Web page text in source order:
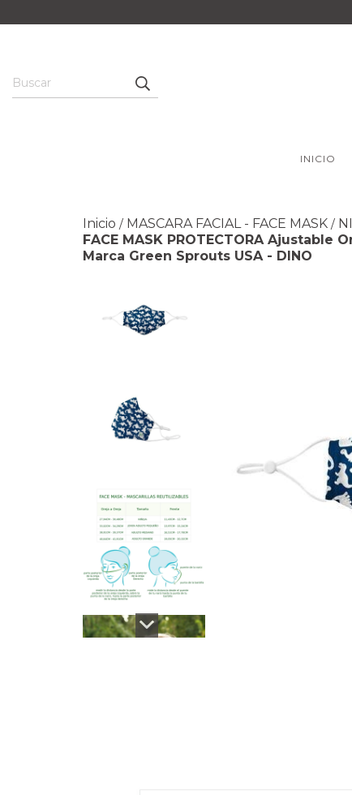
INICIO
Inicio / MASCARA FACIAL - FACE MASK /
FACE MASK PROTECTORA Ajustable
Marca Green Sprouts USA - DINO